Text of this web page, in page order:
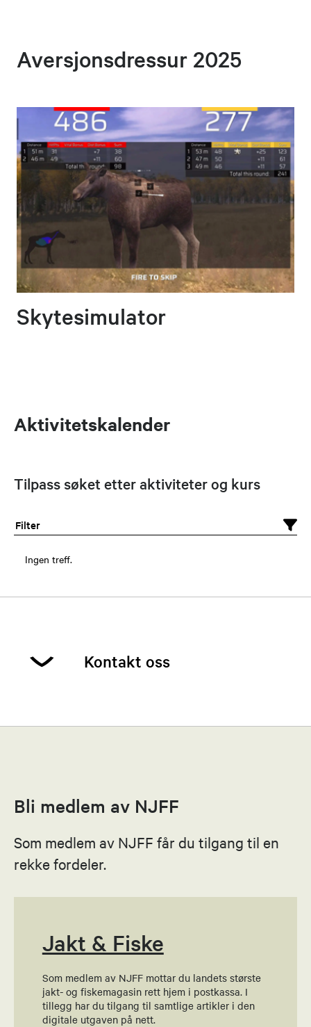
Aversjonsdressur 2025
Skytesimulator
Aktivitetskalender
Tilpass søket etter aktiviteter og kurs
Filter
Ingen treff.
Kontakt oss
Send epost
Bente Hagene
Send epost
Dag Inge Bruflot
Leder hundeutvalg
Bli medlem av NJFF
Som medlem av NJFF får du tilgang til en
rekke fordeler.
Jakt & Fiske
Som medlem av NJFF mottar du landets største
jakt- og fiskemagasin rett hjem i postkassa. I
tillegg har du tilgang til samtlige artikler i den
digitale utgaven på nett.